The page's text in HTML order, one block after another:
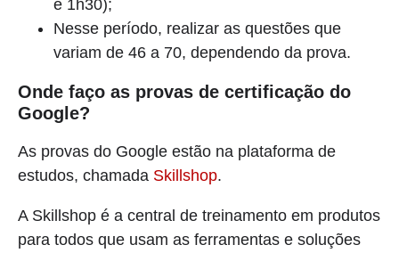
é 1h30);
Nesse período, realizar as questões que
variam de 46 a 70, dependendo da prova.
Onde faço as provas de certificação do
Google?
As provas do Google estão na plataforma de
estudos, chamada Skillshop.
A Skillshop é a central de treinamento em produtos
para todos que usam as ferramentas e soluções